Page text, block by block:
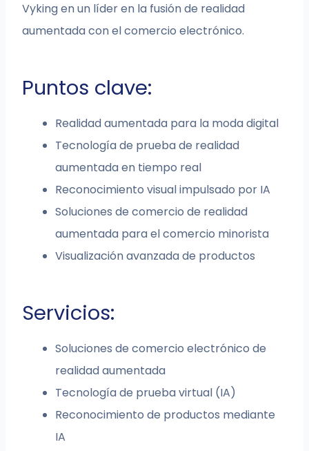
Vyking en un líder en la fusión de realidad
aumentada con el comercio electrónico.
Puntos clave:
Realidad aumentada para la moda digital
Tecnología de prueba de realidad
aumentada en tiempo real
Reconocimiento visual impulsado por IA
Soluciones de comercio de realidad
aumentada para el comercio minorista
Visualización avanzada de productos
Servicios:
Soluciones de comercio electrónico de
realidad aumentada
Tecnología de prueba virtual (IA)
Reconocimiento de productos mediante
IA